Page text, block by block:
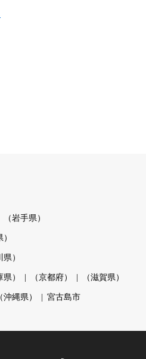
（岩手県）
県）
県） （京都府） （滋賀県）
（沖縄県） 宮古島市